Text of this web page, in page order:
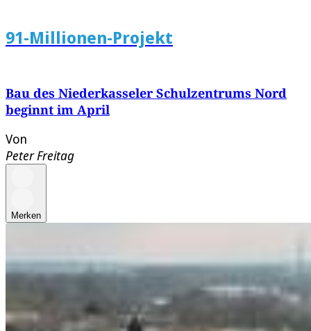
91-Millionen-Projekt
Bau des Niederkasseler Schulzentrums Nord
beginnt im April
Von
Peter Freitag
Merken